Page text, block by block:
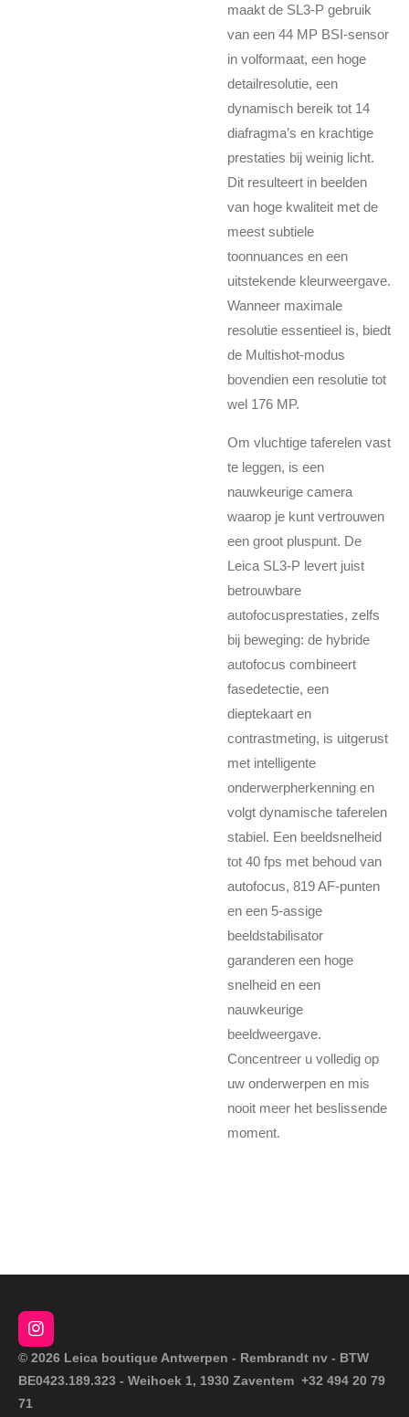
maakt de SL3-P gebruik
van een 44 MP BSI-sensor
in volformaat, een hoge
detailresolutie, een
dynamisch bereik tot 14
diafragma’s en krachtige
prestaties bij weinig licht.
Dit resulteert in beelden
van hoge kwaliteit met de
meest subtiele
toonnuances en een
uitstekende kleurweergave.
Wanneer maximale
resolutie essentieel is, biedt
de Multishot-modus
bovendien een resolutie tot
wel 176 MP.
Om vluchtige taferelen vast
te leggen, is een
nauwkeurige camera
waarop je kunt vertrouwen
een groot pluspunt. De
Leica SL3-P levert juist
betrouwbare
autofocusprestaties, zelfs
bij beweging: de hybride
autofocus combineert
fasedetectie, een
dieptekaart en
contrastmeting, is uitgerust
met intelligente
onderwerpherkenning en
volgt dynamische taferelen
stabiel. Een beeldsnelheid
tot 40 fps met behoud van
autofocus, 819 AF-punten
en een 5-assige
beeldstabilisator
garanderen een hoge
snelheid en een
nauwkeurige
beeldweergave.
Concentreer u volledig op
uw onderwerpen en mis
nooit meer het beslissende
moment.
I
n
t
© 2026 Leica boutique Antwerpen - Rembrandt nv - BTW
BE0423.189.323 - Weihoek 1, 1930 Zaventem +32 494 20 79
71